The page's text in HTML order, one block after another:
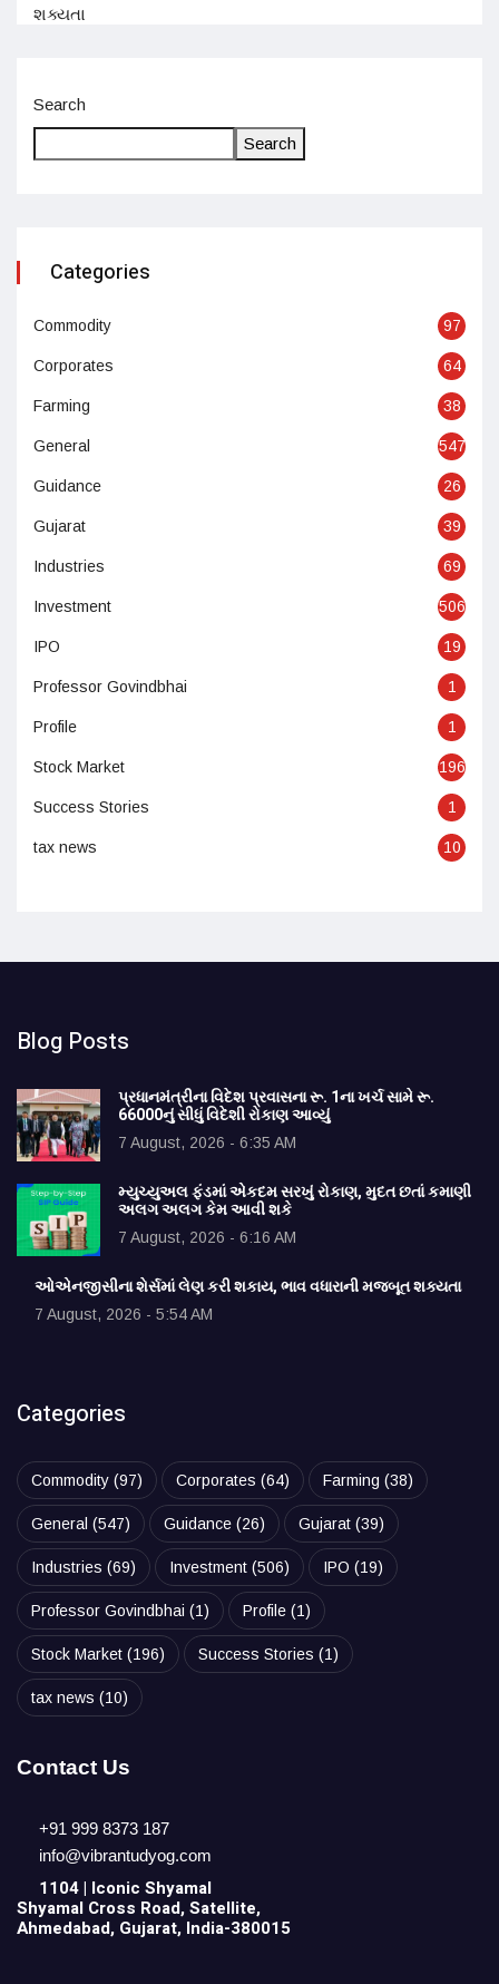
Search
Search
Categories
Commodity 97
Corporates 64
Farming 38
General 547
Guidance 26
Gujarat 39
Industries 69
Investment 506
IPO 19
Professor Govindbhai 1
Profile 1
Stock Market 196
Success Stories 1
tax news 10
Blog Posts
પ્રધાનમંત્રીના વિદેશ પ્રવાસના રૂ. 1ના ખર્ચ સામે રૂ.
66000નું સીધું વિદેશી રોકાણ આવ્યું
7 August, 2026 - 6:35 AM
મ્યુચ્યુઅલ ફંડમાં એકદમ સરખું રોકાણ, મુદત છતાં કમાણી
અલગ અલગ કેમ આવી શકે
7 August, 2026 - 6:16 AM
ઓએનજીસીના શેર્સમાં લેણ કરી શકાય, ભાવ વધારાની મજબૂત શક્યતા
7 August, 2026 - 5:54 AM
Categories
Commodity (97) Corporates (64) Farming (38)
General (547) Guidance (26) Gujarat (39)
Industries (69) Investment (506) IPO (19)
Professor Govindbhai (1) Profile (1)
Stock Market (196) Success Stories (1)
tax news (10)
Contact Us
+91 999 8373 187
info@vibrantudyog.com
1104 | Iconic Shyamal
Shyamal Cross Road, Satellite,
Ahmedabad, Gujarat, India-380015